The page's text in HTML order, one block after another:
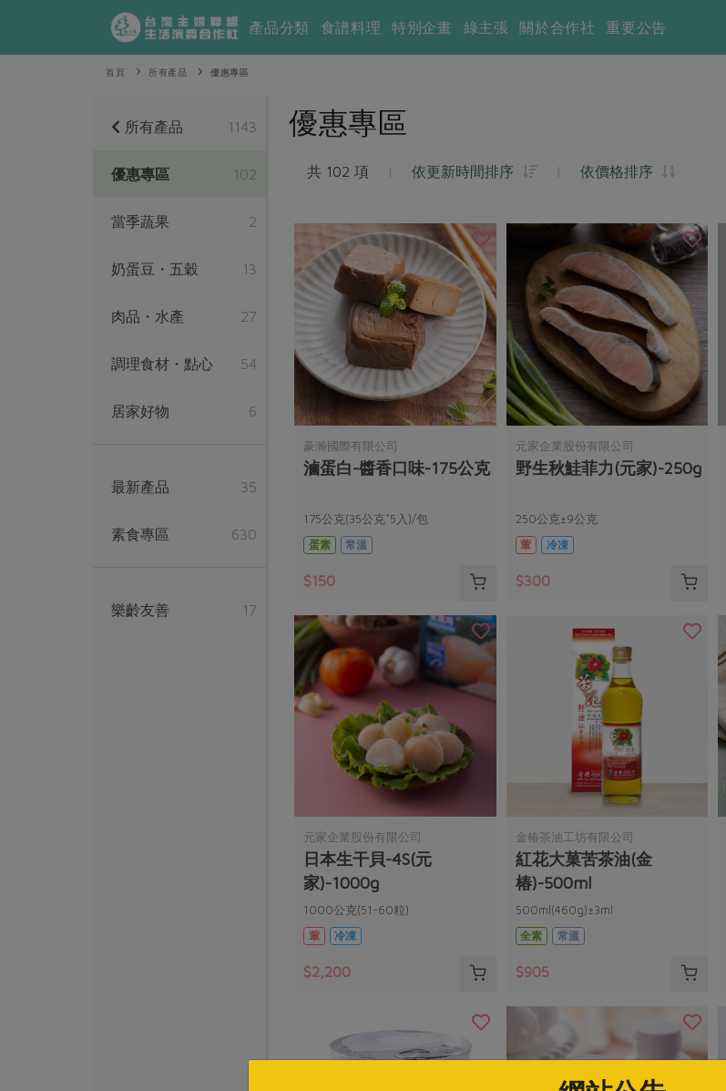
產品分類 食譜料理 特別企畫 綠主張 關於合作社 重要公告
首頁 所有產品 優惠專區
優惠專區
共 102 項 | 依更新時間排序 | 依價格排序
豪瀚國際有限公司
滷蛋白-醬香口味-175公克
175公克(35公克*5入)/包
蛋素
常溫
$150
元家企業股份有限公司
野生秋鮭菲力(元家)-250g
250公克±9公克
葷
冷凍
$300
元家企業股份有限公司
日本生干貝-4S(元
家)-1000g
1000公克(51-60粒)
葷
冷凍
$2,200
金椿茶油工坊有限公司
紅花大菓苦茶油(金
椿)-500ml
500ml(460g)±3ml
全素
常溫
$905
所有產品 1143
優惠專區 102
當季蔬果 2
奶蛋豆・五穀 13
肉品・水產 27
調理食材・點心 54
居家好物 6
最新產品 35
素食專區 630
樂齡友善 17